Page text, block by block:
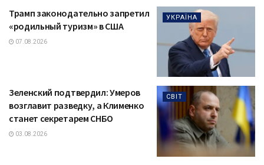
УКРАЇНА
Трамп законодательно запретил
«родильный туризм» в США
07.08.2026
СВІТ
Зеленский подтвердил: Умеров
возглавит разведку, а Клименко
станет секретарем СНБО
03.08.2026